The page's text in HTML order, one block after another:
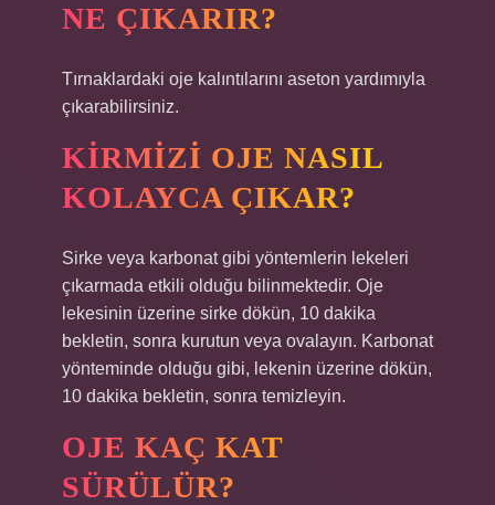
NE ÇIKARIR?
Tırnaklardaki oje kalıntılarını aseton yardımıyla
çıkarabilirsiniz.
KIRMIZI OJE NASIL
KOLAYCA ÇIKAR?
Sirke veya karbonat gibi yöntemlerin lekeleri
çıkarmada etkili olduğu bilinmektedir. Oje
lekesinin üzerine sirke dökün, 10 dakika
bekletin, sonra kurutun veya ovalayın. Karbonat
yönteminde olduğu gibi, lekenin üzerine dökün,
10 dakika bekletin, sonra temizleyin.
OJE KAÇ KAT
SÜRÜLÜR?